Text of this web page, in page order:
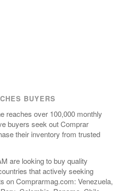
BUYERS
reaches over 100,000 monthly
buyers seek out Comprar
their inventory from trusted
are looking to buy quality
that actively seeking
on Comprarmag.com: Venezuela,